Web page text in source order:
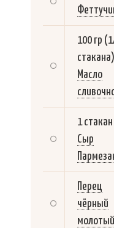
100 гр
стакана)
Масло
1 стакан
Сыр
Перец
чёрный
молотый